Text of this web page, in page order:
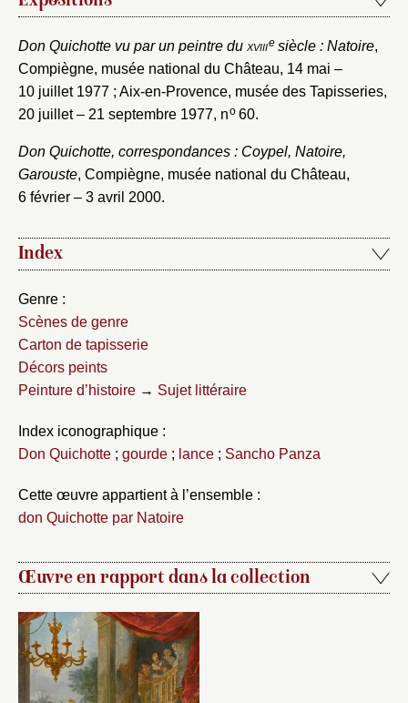
Don Quichotte vu par un peintre du xviiiesiècle : Natoire,
Compiègne, musée national du Château, 14 mai –
10 juillet 1977 ; Aix-en-Provence, musée des Tapisseries,
20 juillet – 21 septembre 1977, no60.
Don Quichotte, correspondances : Coypel, Natoire,
Garouste, Compiègne, musée national du Château,
6 février – 3 avril 2000.
Index
Genre :
Scènes de genre
Carton de tapisserie
Décors peints
Peinture d’histoire → Sujet littéraire
Index iconographique :
Don Quichotte ; gourde ; lance ; Sancho Panza
Cette œuvre appartient à l’ensemble :
don Quichotte par Natoire
Œuvre en rapport dans la collection